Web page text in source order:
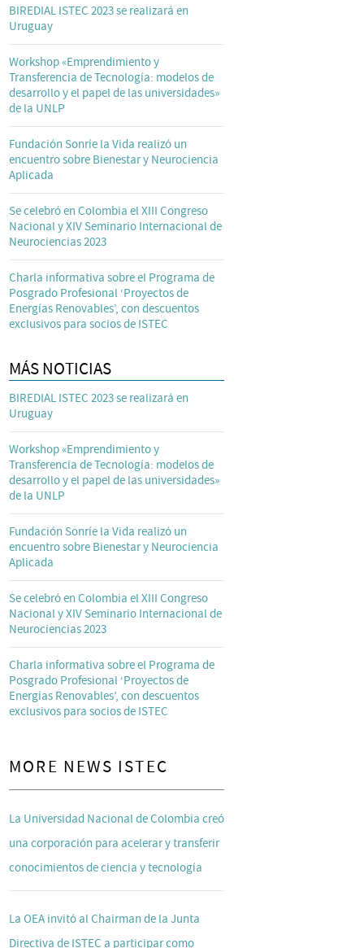
BIREDIAL ISTEC 2023 se realizará en
Uruguay
Workshop «Emprendimiento y
Transferencia de Tecnología: modelos de
desarrollo y el papel de las universidades»
de la UNLP
Fundación Sonríe la Vida realizó un
encuentro sobre Bienestar y Neurociencia
Aplicada
Se celebró en Colombia el XIII Congreso
Nacional y XIV Seminario Internacional de
Neurociencias 2023
Charla informativa sobre el Programa de
Posgrado Profesional ‘Proyectos de
Energías Renovables’, con descuentos
exclusivos para socios de ISTEC
MÁS NOTICIAS
BIREDIAL ISTEC 2023 se realizará en
Uruguay
Workshop «Emprendimiento y
Transferencia de Tecnología: modelos de
desarrollo y el papel de las universidades»
de la UNLP
Fundación Sonríe la Vida realizó un
encuentro sobre Bienestar y Neurociencia
Aplicada
Se celebró en Colombia el XIII Congreso
Nacional y XIV Seminario Internacional de
Neurociencias 2023
Charla informativa sobre el Programa de
Posgrado Profesional ‘Proyectos de
Energías Renovables’, con descuentos
exclusivos para socios de ISTEC
MORE NEWS ISTEC
La Universidad Nacional de Colombia creó
una corporación para acelerar y transferir
conocimientos de ciencia y tecnología
La OEA invitó al Chairman de la Junta
Directiva de ISTEC a participar como